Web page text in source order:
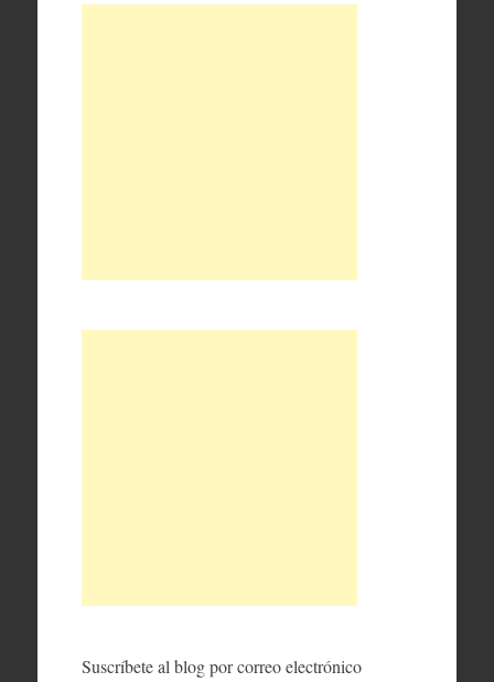
Suscríbete al blog por correo electrónico